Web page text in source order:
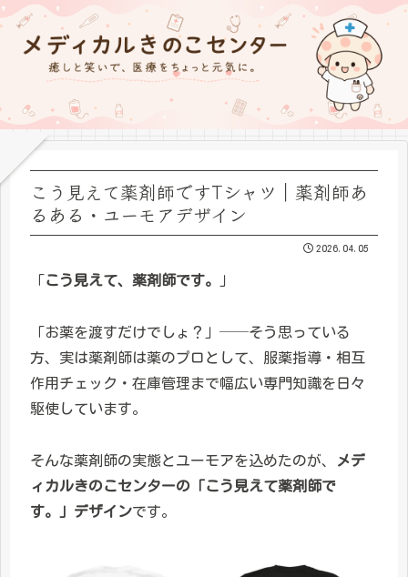
こう見えて薬剤師ですTシャツ｜薬剤師あ
るある・ユーモアデザイン
2026.04.05
「こう見えて、薬剤師です。 」
「お薬を渡すだけでしょ？」──そう思っている
方、実は薬剤師は薬のプロとして、服薬指導・相互
作用チェック・在庫管理まで幅広い専門知識を日々
駆使しています。
そんな薬剤師の実態とユーモアを込めたのが、
メデ
ィカルきのこセンターの「こう見えて薬剤師で
す。」デザインです。